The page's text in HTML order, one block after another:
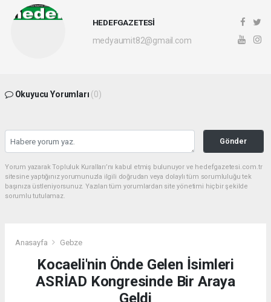
HEDEFGAZETESİ
medyaumit82@gmail.com
Okuyucu Yorumları (0)
Gönder
Yorum yazarak Topluluk Kuralları’nı kabul etmiş bulunuyor ve hedefgazetesi.com.tr
sitesine yaptığınız yorumunuzla ilgili doğrudan veya dolaylı tüm sorumluluğu tek
başınıza üstleniyorsunuz. Yazılan tüm yorumlardan site yönetimi hiçbir şekilde
sorumlu tutulamaz.
Anasayfa Gebze
Kocaeli'nin Önde Gelen İsimleri
ASRİAD Kongresinde Bir Araya
Geldi